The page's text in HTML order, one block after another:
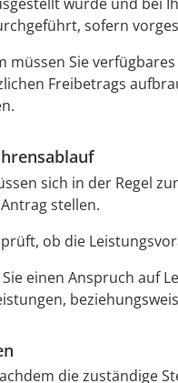
sofern
müssen Sie
Freibetrags
sich in der Regel
stellen.
ob die
einen Anspruch auf
die zuständige